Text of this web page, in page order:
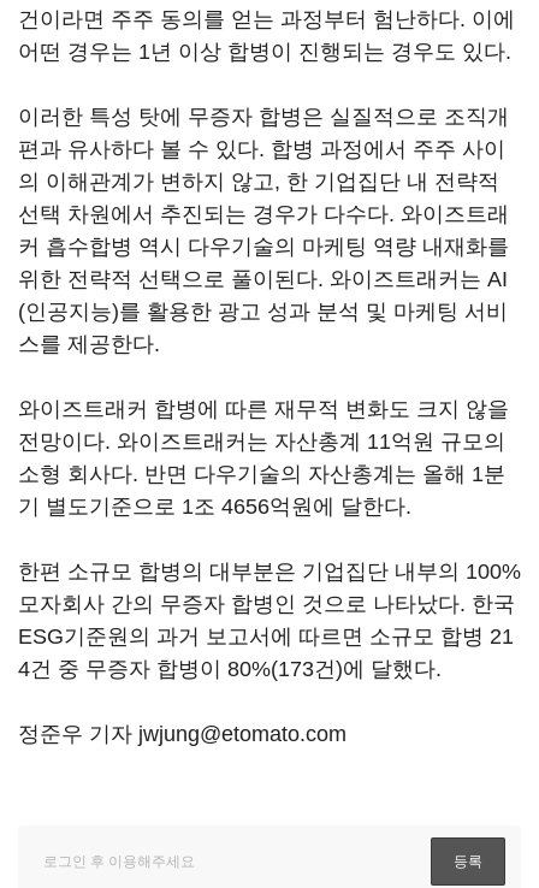
건이라면 주주 동의를 얻는 과정부터 험난하다. 이에
어떤 경우는 1년 이상 합병이 진행되는 경우도 있다.
이러한 특성 탓에 무증자 합병은 실질적으로 조직개
편과 유사하다 볼 수 있다. 합병 과정에서 주주 사이
의 이해관계가 변하지 않고, 한 기업집단 내 전략적
선택 차원에서 추진되는 경우가 다수다. 와이즈트래
커 흡수합병 역시 다우기술의 마케팅 역량 내재화를
위한 전략적 선택으로 풀이된다. 와이즈트래커는 AI
(인공지능)를 활용한 광고 성과 분석 및 마케팅 서비
스를 제공한다.
와이즈트래커 합병에 따른 재무적 변화도 크지 않을
전망이다. 와이즈트래커는 자산총계 11억원 규모의
소형 회사다. 반면 다우기술의 자산총계는 올해 1분
기 별도기준으로 1조 4656억원에 달한다.
한편 소규모 합병의 대부분은 기업집단 내부의 100%
모자회사 간의 무증자 합병인 것으로 나타났다. 한국
ESG기준원의 과거 보고서에 따르면 소규모 합병 21
4건 중 무증자 합병이 80%(173건)에 달했다.
정준우 기자 jwjung@etomato.com